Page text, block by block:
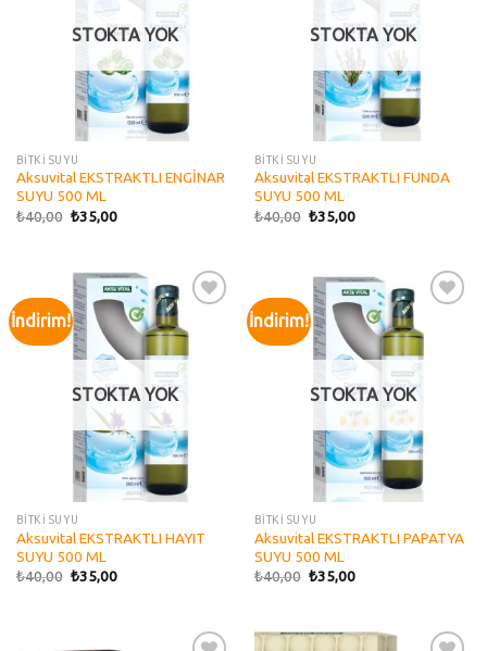
STOKTA YOK
BİTKİ SUYU
Aksuvital EKSTRAKTLI ENGİNAR
SUYU 500 ML
₺40,00 ₺35,00
STOKTA YOK
BİTKİ SUYU
Aksuvital EKSTRAKTLI FUNDA
SUYU 500 ML
₺40,00 ₺35,00
İndirim!
wishlist
STOKTA YOK
BİTKİ SUYU
Aksuvital EKSTRAKTLI HAYIT
SUYU 500 ML
₺40,00 ₺35,00
İndirim!
wishlist
STOKTA YOK
BİTKİ SUYU
Aksuvital EKSTRAKTLI PAPATYA
SUYU 500 ML
₺40,00 ₺35,00